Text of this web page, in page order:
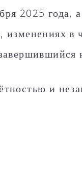
2025 года,
изменениях в
и